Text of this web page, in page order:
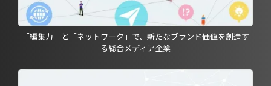
「編集力」と「ネットワーク」で、新たなブランド価値を創造す
る総合メディア企業